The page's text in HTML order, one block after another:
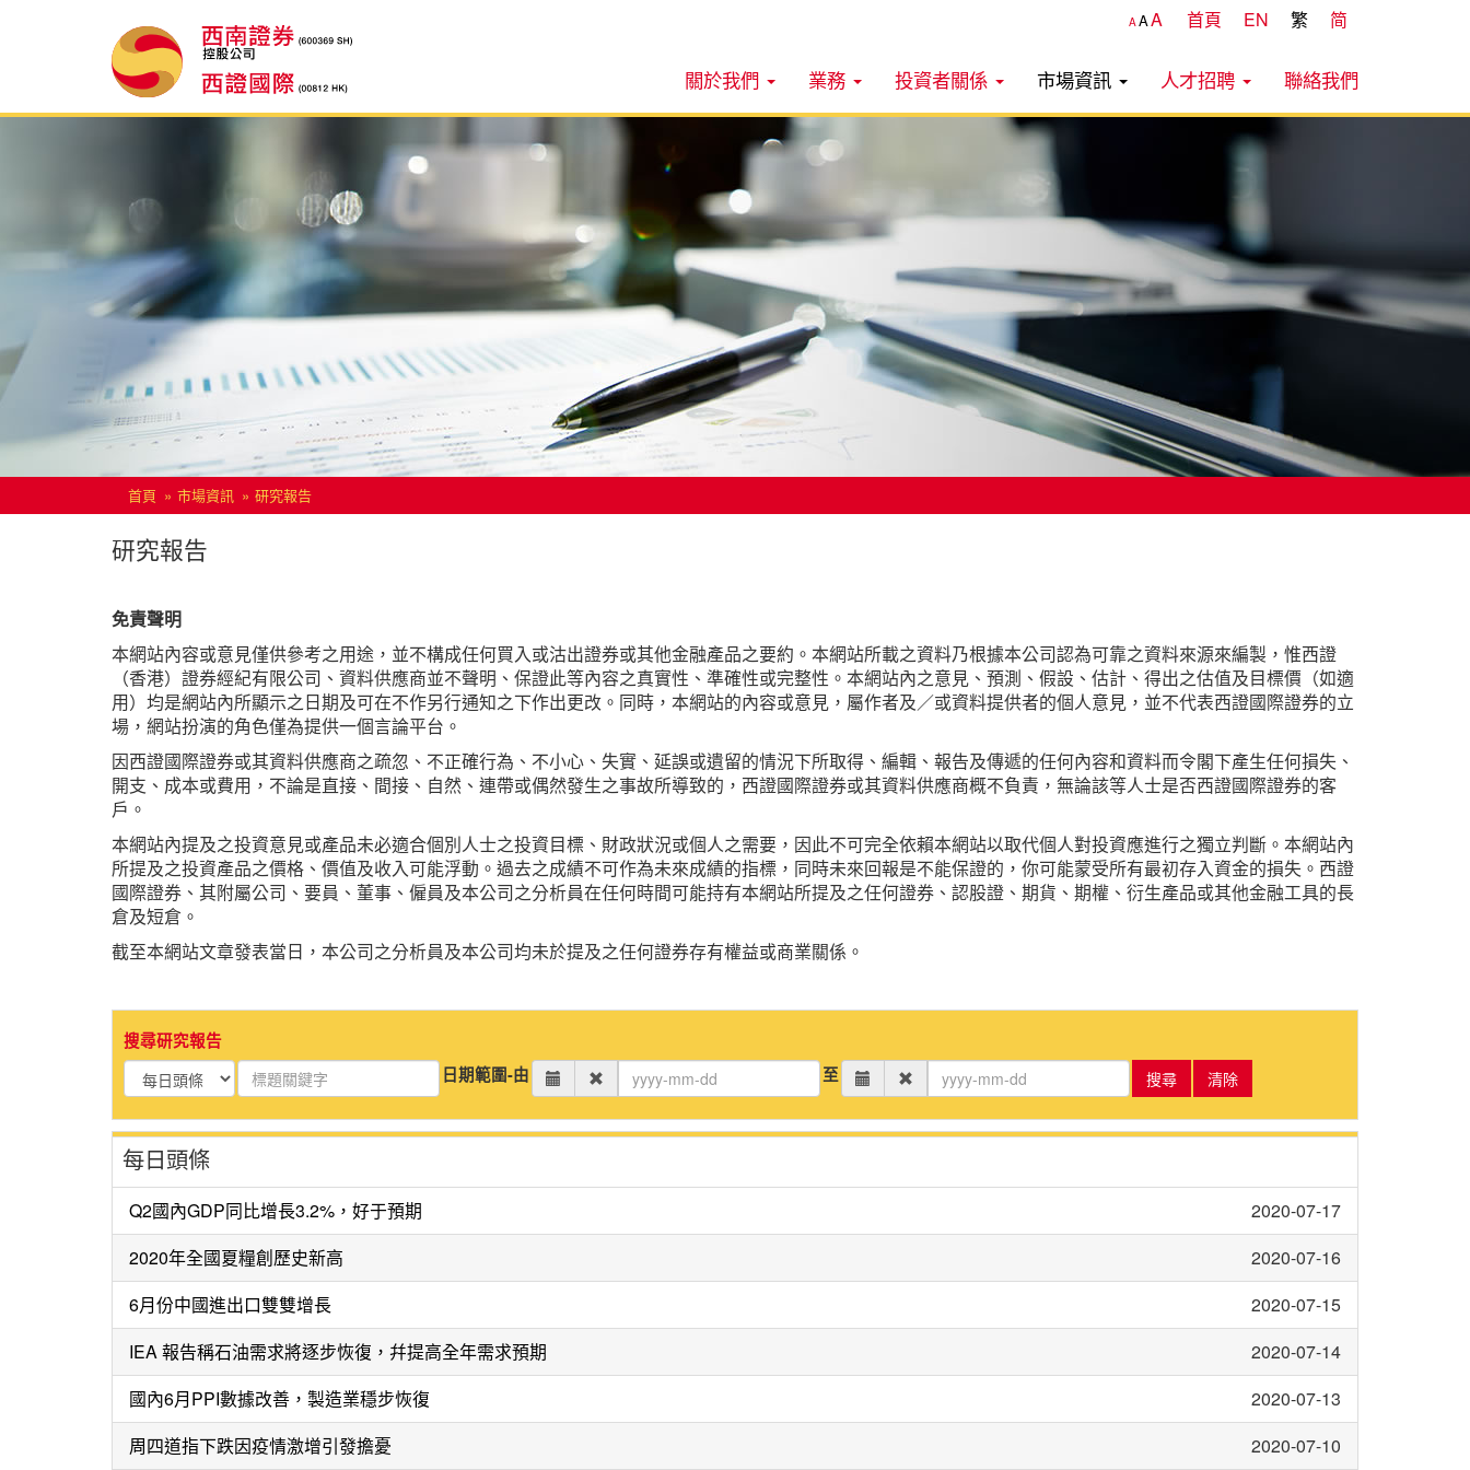
AAA 首頁 EN 繁 简
關於我們 業務 投資者關係 市場資訊 人才招聘 聯絡我們
首頁 市場資訊 研究報告
研究報告
免責聲明
本網站內容或意見僅供參考之用途，並不構成任何買入或沽出證券或其他金融產品之要約。本網站所載之資料乃根據本公司認為可靠之資料來源來編製，惟西證
（香港）證券經紀有限公司、資料供應商並不聲明、保證此等內容之真實性、準確性或完整性。本網站內之意見、預測、假設、估計、得出之估值及目標價（如適
用）均是網站內所顯示之日期及可在不作另行通知之下作出更改。同時，本網站的內容或意見，屬作者及／或資料提供者的個人意見，並不代表西證國際證券的立
場，網站扮演的角色僅為提供一個言論平台。
因西證國際證券或其資料供應商之疏忽、不正確行為、不小心、失實、延誤或遺留的情況下所取得、編輯、報告及傳遞的任何內容和資料而令閣下產生任何損失、
開支、成本或費用，不論是直接、間接、自然、連帶或偶然發生之事故所導致的，西證國際證券或其資料供應商概不負責，無論該等人士是否西證國際證券的客
戶。
本網站內提及之投資意見或產品未必適合個別人士之投資目標、財政狀況或個人之需要，因此不可完全依賴本網站以取代個人對投資應進行之獨立判斷。本網站內
所提及之投資產品之價格、價值及收入可能浮動。過去之成績不可作為未來成績的指標，同時未來回報是不能保證的，你可能蒙受所有最初存入資金的損失。西證
國際證券、其附屬公司、要員、董事、僱員及本公司之分析員在任何時間可能持有本網站所提及之任何證券、認股證、期貨、期權、衍生產品或其他金融工具的長
倉及短倉。
截至本網站文章發表當日，本公司之分析員及本公司均未於提及之任何證券存有權益或商業關係。
搜尋研究報告
日期範圍-由
至 搜尋 清除
每日頭條
Q2國內GDP同比增長3.2%，好于預期
2020-07-17
2020年全國夏糧創歷史新高
2020-07-16
6月份中國進出口雙雙增長
2020-07-15
IEA 報告稱石油需求將逐步恢復，幷提高全年需求預期
2020-07-14
國內6月PPI數據改善，製造業穩步恢復
2020-07-13
周四道指下跌因疫情激增引發擔憂
2020-07-10